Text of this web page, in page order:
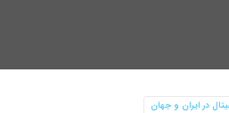
در ایران و جهان